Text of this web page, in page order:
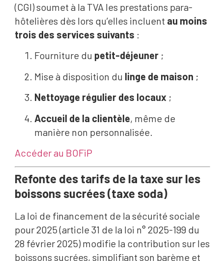
(CGI) soumet à la TVA les prestations para-
hôtelières dès lors qu’elles incluent au moins
trois des services suivants :
Fourniture du petit-déjeuner ;
Mise à disposition du linge de maison ;
Nettoyage régulier des locaux ;
Accueil de la clientèle, même de
manière non personnalisée.
Accéder au BOFiP
Refonte des tarifs de la taxe sur les
boissons sucrées (taxe soda)
La loi de financement de la sécurité sociale
pour 2025 (article 31 de la loi n° 2025-199 du
28 février 2025) modifie la contribution sur les
boissons sucrées, simplifiant son barème et